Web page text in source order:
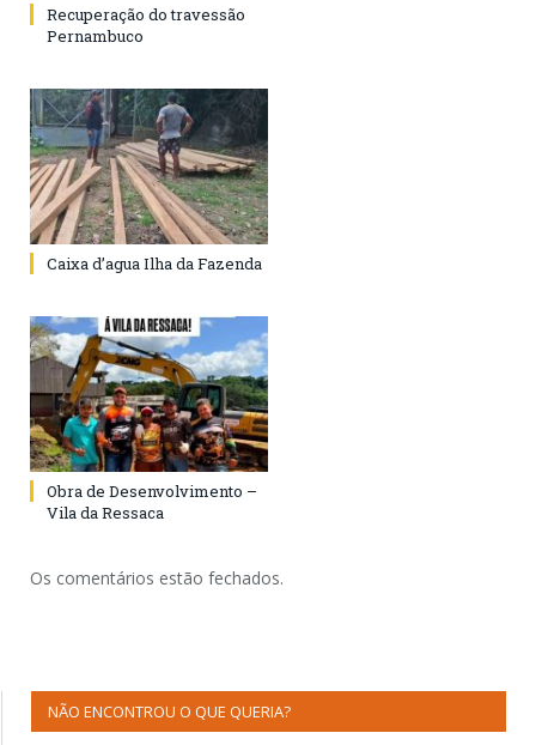
Recuperação do travessão
Pernambuco
Caixa d’agua Ilha da Fazenda
Obra de Desenvolvimento –
Vila da Ressaca
Os comentários estão fechados.
NÃO ENCONTROU O QUE QUERIA?